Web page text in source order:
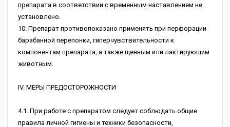
препарата в соответствии с временным наставлением не
установлено.
10. Препарат противопоказано применять при перфорации
барабанной перепонки, гиперчувствительности к
компонентам препарата, а также щенным или лактирующим
животным.
IV. МЕРЫ ПРЕДОСТОРОЖНОСТИ
4.1. При работе с препаратом следует соблюдать общие
правила личной гигиены и техники безопасности,